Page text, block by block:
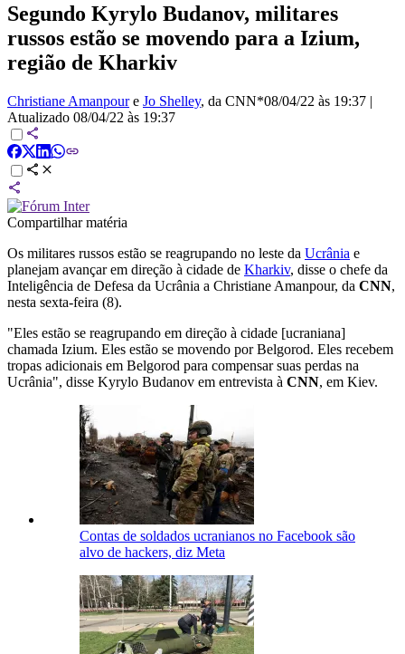
Segundo Kyrylo Budanov, militares
russos estão se movendo para a Izium,
região de Kharkiv
Christiane Amanpoure Jo Shelley, da CNN*08/04/22 às 19:37 |
Atualizado 08/04/22 às 19:37
Compartilhar matéria
Os militares russos estão se reagrupando no leste da Ucrânia e
planejam avançar em direção à cidade de Kharkiv, disse o chefe da
Inteligência de Defesa da Ucrânia a Christiane Amanpour, da CNN,
nesta sexta-feira (8).
"Eles estão se reagrupando em direção à cidade [ucraniana]
chamada Izium. Eles estão se movendo por Belgorod. Eles recebem
tropas adicionais em Belgorod para compensar suas perdas na
Ucrânia", disse Kyrylo Budanov em entrevista à CNN, em Kiev.
Contas de soldados ucranianos no Facebook são
alvo de hackers, diz Meta